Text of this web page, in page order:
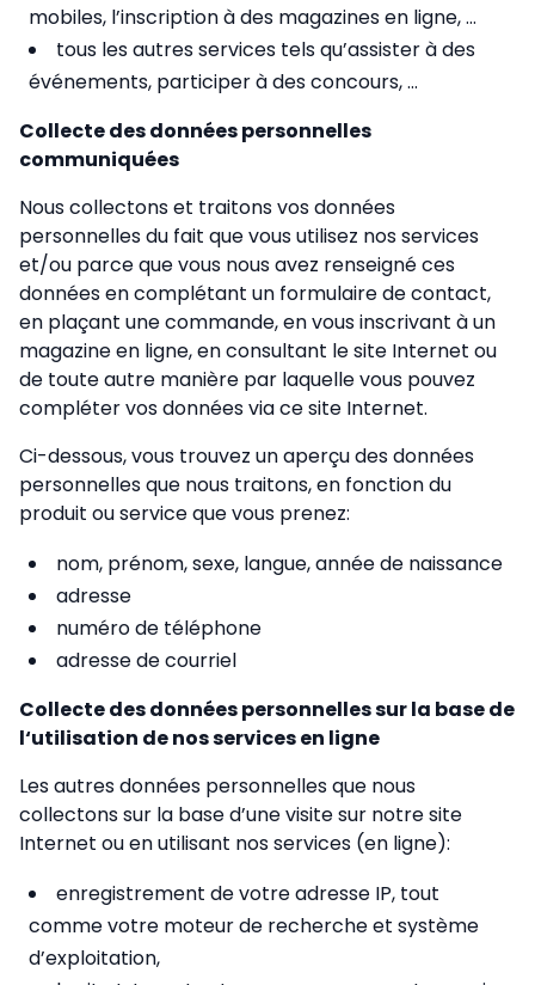
mobiles, l’inscription à des magazines en ligne, ...
tous les autres services tels qu’assister à des
événements, participer à des concours, ...
Collecte des données personnelles
communiquées
Nous collectons et traitons vos données
personnelles du fait que vous utilisez nos services
et/ou parce que vous nous avez renseigné ces
données en complétant un formulaire de contact,
en plaçant une commande, en vous inscrivant à un
magazine en ligne, en consultant le site Internet ou
de toute autre manière par laquelle vous pouvez
compléter vos données via ce site Internet.
Ci-dessous, vous trouvez un aperçu des données
personnelles que nous traitons, en fonction du
produit ou service que vous prenez:
nom, prénom, sexe, langue, année de naissance
adresse
numéro de téléphone
adresse de courriel
Collecte des données personnelles sur la base de
l‘utilisation de nos services en ligne
Les autres données personnelles que nous
collectons sur la base d’une visite sur notre site
Internet ou en utilisant nos services (en ligne):
enregistrement de votre adresse IP, tout
comme votre moteur de recherche et système
d’exploitation,